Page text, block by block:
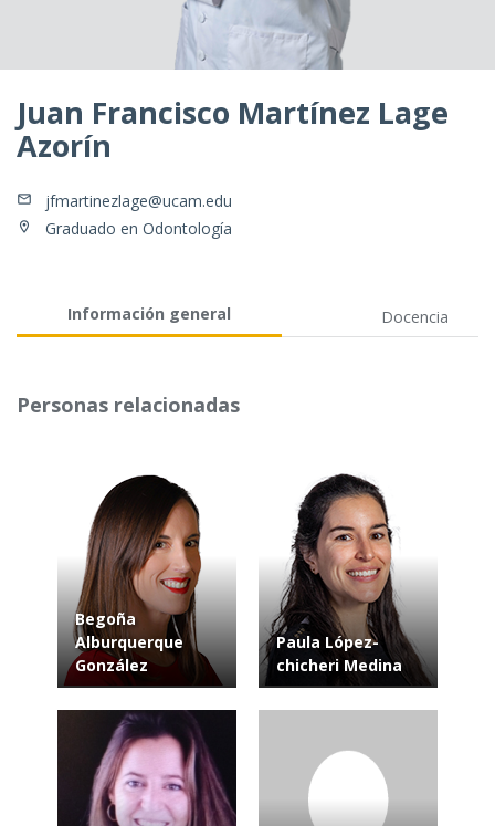
Juan Francisco Martínez Lage
Azorín
jfmartinezlage@ucam.edu
Graduado en Odontología
Información general Docencia
Personas relacionadas
Begoña
Alburquerque
González
Paula López-
chicheri Medina